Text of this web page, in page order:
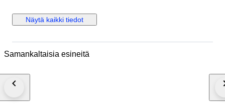
Näytä kaikki tiedot
Samankaltaisia esineitä